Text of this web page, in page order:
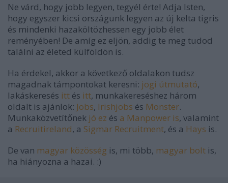
Ne várd, hogy jobb legyen, tegyél érte! Adja Isten,
hogy egyszer kicsi országunk legyen az új kelta tigris
és mindenki hazaköltözhessen egy jobb élet
reményében! De amíg ez eljön, addig te meg tudod
találni az életed külföldön is.
Ha érdekel, akkor a következő oldalakon tudsz
magadnak támpontokat keresni: jogi útmutató,
lakáskeresés itt és itt, munkakereséshez három
oldalt is ajánlok: Jobs, Irishjobs és Monster.
Munkaközvetítőnek jó ez és a Manpower is, valamint
a Recruitireland, a Sigmar Recruitment, és a Hays is.
De van magyar közösség is, mi több, magyar bolt is,
ha hiányozna a hazai. :)